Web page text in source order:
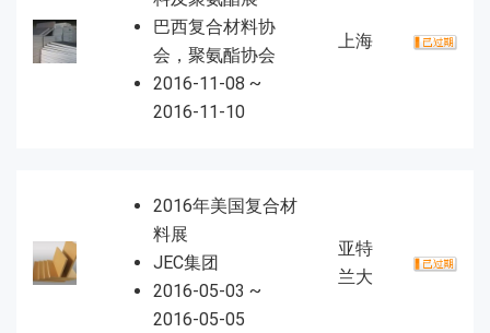
巴西复合材料协
会，聚氨酯协会
2016-11-08 ~
2016-11-10
上海
2016年美国复合材
料展
JEC集团
2016-05-03 ~
2016-05-05
亚特
兰大